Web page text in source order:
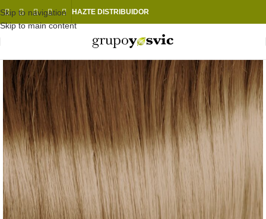
Skip to navigation
Skip to main content
HAZTE DISTRIBUIDOR